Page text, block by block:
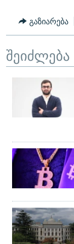
გაზიარება